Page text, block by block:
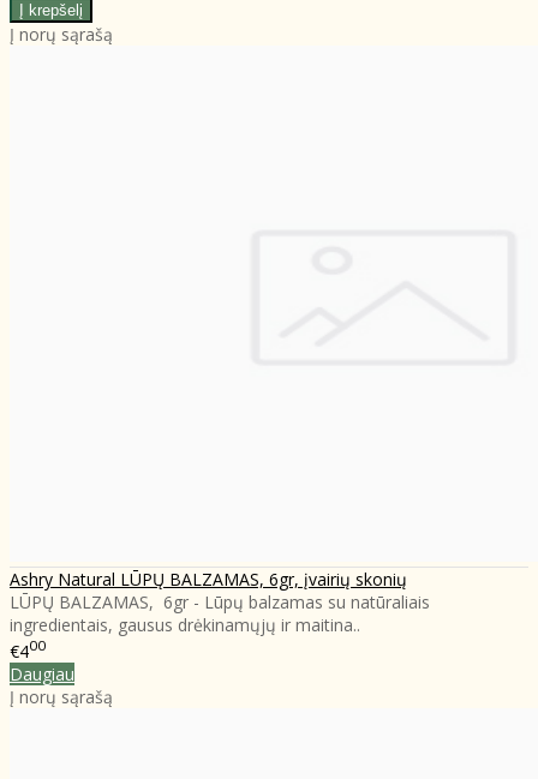
Į norų sąrašą
Ashry Natural LŪPŲ BALZAMAS, 6gr, įvairių skonių
LŪPŲ BALZAMAS, 6gr - Lūpų balzamas su natūraliais
ingredientais, gausus drėkinamųjų ir maitina..
€400
Daugiau
Į norų sąrašą